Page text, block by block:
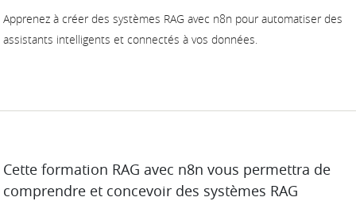
Apprenez à créer des systèmes RAG avec n8n pour automatiser des
assistants intelligents et connectés à vos données.
DESCRIPTION
Cette formation RAG avec n8n vous permettra de
comprendre et concevoir des systèmes RAG